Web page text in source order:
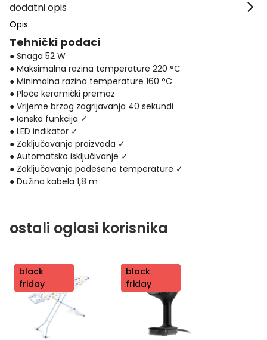
dodatni opis
Opis
Tehnički podaci
● Snaga 52 W
● Maksimalna razina temperature 220 °C
● Minimalna razina temperature 160 °C
● Ploče keramički premaz
● Vrijeme brzog zagrijavanja 40 sekundi
● Ionska funkcija ✓
● LED indikator ✓
● Zaključavanje proizvoda ✓
● Automatsko isključivanje ✓
● Zaključavanje podešene temperature ✓
● Dužina kabela 1,8 m
ostali oglasi korisnika
nov
o
black
friday
nov
o
black
friday